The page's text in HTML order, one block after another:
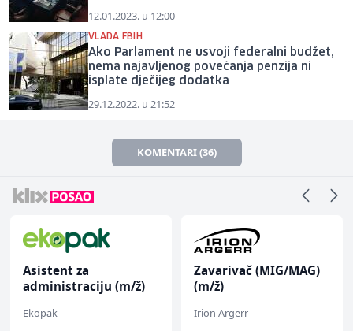
12.01.2023. u 12:00
VLADA FBIH
Ako Parlament ne usvoji federalni budžet,
nema najavljenog povećanja penzija ni
isplate dječijeg dodatka
29.12.2022. u 21:52
KOMENTARI (36)
Asistent za
administraciju (m/ž)
Ekopak
Zavarivač (MIG/MAG)
(m/ž)
Irion Argerr